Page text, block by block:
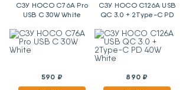
СЗУ HOCO C76A Pro
USB C 30W White
590 ₽
СЗУ HOCO C126A USB
QC 3.0 + 2Type-C PD
890 ₽